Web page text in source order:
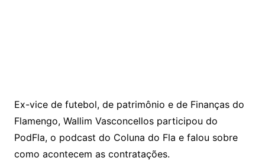
Ex-vice de futebol, de patrimônio e de Finanças do
Flamengo, Wallim Vasconcellos participou do
PodFla, o podcast do Coluna do Fla e falou sobre
como acontecem as contratações.